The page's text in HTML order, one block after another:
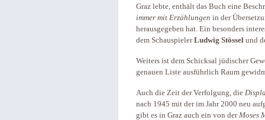
Graz lebte, enthält das Buch eine
immer mit Erzählungen in der
herausgegeben hat. Ein besonders
dem SchauspielerLudwig Stössel und
Weiters ist dem Schicksal jüdischer
genauen Liste ausführlich Raum
Auch die Zeit der Verfolgung, die
nach 1945 mit der im Jahr 2000 neu
gibt es in Graz auch ein von derMoses